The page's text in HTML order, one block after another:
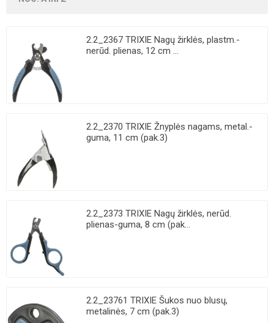
2.2_2367 TRIXIE Nagų žirklės, plastm.-
nerūd. plienas, 12 cm ...
2.2_2370 TRIXIE Žnyplės nagams, metal.-
guma, 11 cm (pak.3)
2.2_2373 TRIXIE Nagų žirklės, nerūd.
plienas-guma, 8 cm (pak...
2.2_23761 TRIXIE Šukos nuo blusų,
metalinės, 7 cm (pak.3)